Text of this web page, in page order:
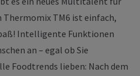
Thermomix TM6 ist einfach,
Intelligente Funktionen
an – egal ob Sie
Foodtrends lieben: Nach dem